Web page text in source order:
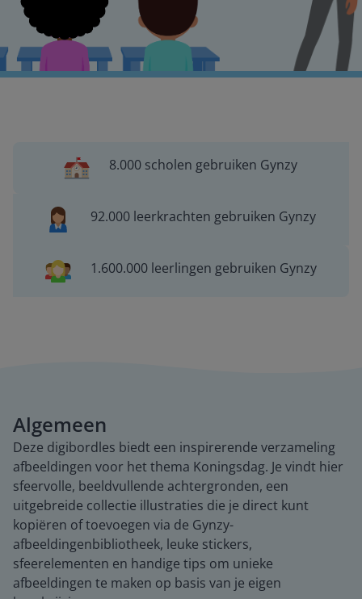
8.000 scholen gebruiken Gynzy
92.000 leerkrachten gebruiken Gynzy
1.600.000 leerlingen gebruiken Gynzy
Algemeen
Deze digibordles biedt een inspirerende verzameling
afbeeldingen voor het thema Koningsdag. Je vindt hier
sfeervolle, beeldvullende achtergronden, een
uitgebreide collectie illustraties die je direct kunt
kopiëren of toevoegen via de Gynzy-
afbeeldingenbibliotheek, leuke stickers,
sfeerelementen en handige tips om unieke
afbeeldingen te maken op basis van je eigen